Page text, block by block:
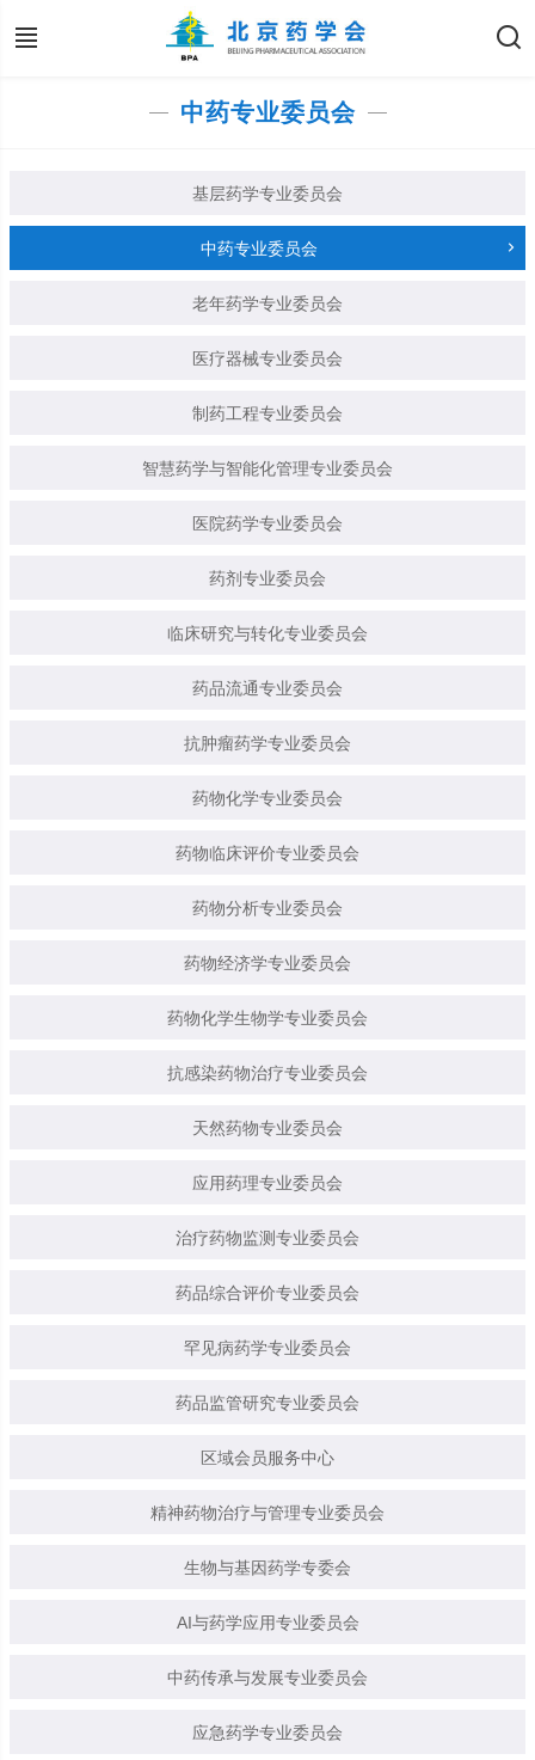
中药专业委员会
基层药学专业委员会
中药专业委员会
老年药学专业委员会
医疗器械专业委员会
制药工程专业委员会
智慧药学与智能化管理专业委员会
医院药学专业委员会
药剂专业委员会
临床研究与转化专业委员会
药品流通专业委员会
抗肿瘤药学专业委员会
药物化学专业委员会
药物临床评价专业委员会
药物分析专业委员会
药物经济学专业委员会
药物化学生物学专业委员会
抗感染药物治疗专业委员会
天然药物专业委员会
应用药理专业委员会
治疗药物监测专业委员会
药品综合评价专业委员会
罕见病药学专业委员会
药品监管研究专业委员会
区域会员服务中心
精神药物治疗与管理专业委员会
生物与基因药学专委会
AI与药学应用专业委员会
中药传承与发展专业委员会
应急药学专业委员会